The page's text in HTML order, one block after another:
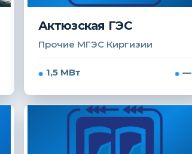
Актюзская ГЭС
Прочие МГЭС Киргизии
1,5 МВт —